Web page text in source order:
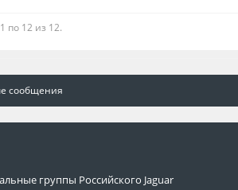
по 12 из 12.
сообщения
группы Российского Jaguar